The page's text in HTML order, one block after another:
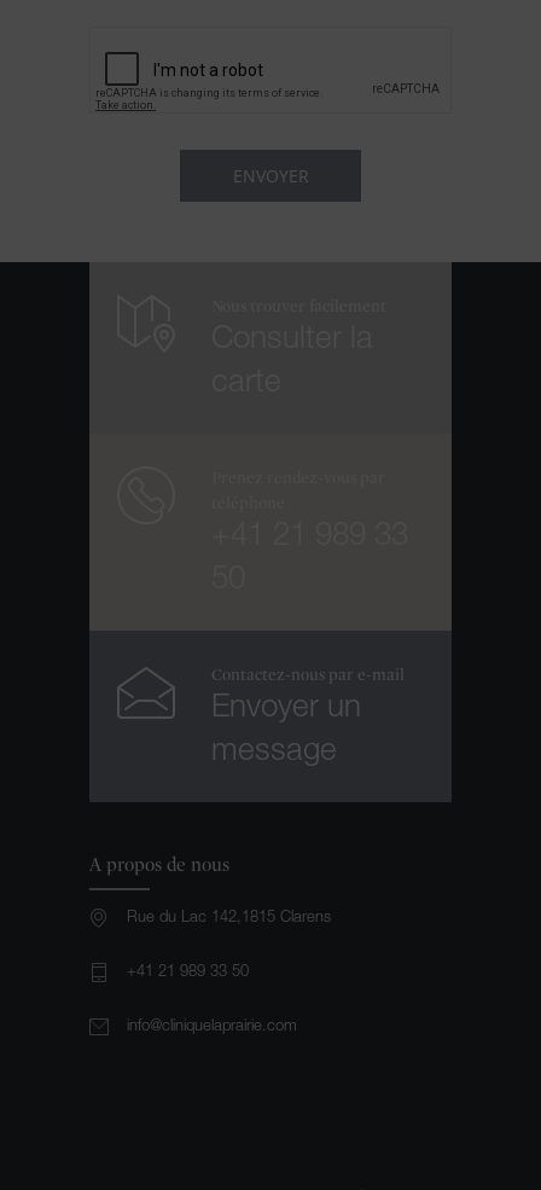
Contactez-nous par e-mail
Envoyer un
message
A propos de nous
Rue du Lac 142,1815 Clarens
+41 21 989 33 50
info@cliniquelaprairie.com